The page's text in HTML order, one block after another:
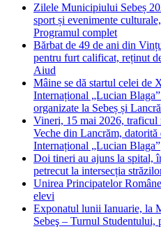
Zilele Municipiului Sebeș
sport și evenimente
Programul complet
Bărbat de 49 de ani din
pentru furt calificat, reținut
Aiud
Mâine se dă startul celei de
Internațional „Lucian
organizate la Sebeș și
Vineri, 15 mai 2026, traficul
Veche din Lancrăm,
Internațional „Lucian Blaga”
Doi tineri au ajuns la spital,
petrecut la intersecția
Unirea Principatelor
elevi
Exponatul lunii Ianuarie, la
Sebeş – Turnul Studentului,